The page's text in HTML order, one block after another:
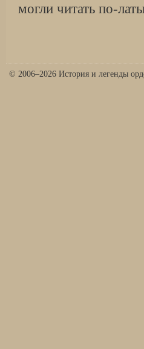
могли читать по-
© 2006–2026 История и легенды